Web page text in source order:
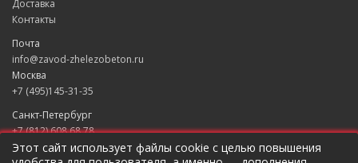
Доставка
Контакты
Почта
info@zavod-zhelezobeton.ru
Москва
+7 (495)145-31-35
Санкт-Петербург
+7 (812) 608 68 78
Екатеринбург
Этот сайт использует файлы cookie с целью повышения